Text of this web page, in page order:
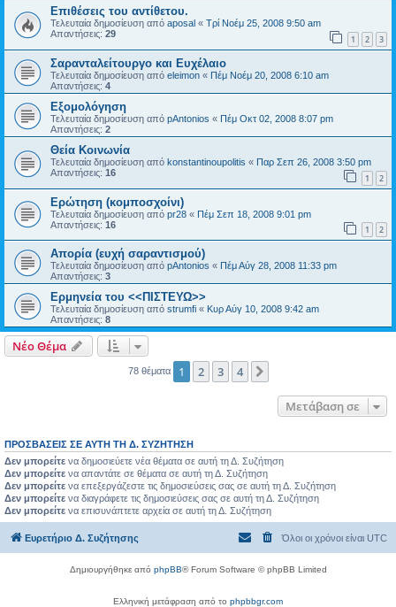
Επιθέσεις του αντίθετου.
Τελευταία δημοσίευση από aposal « Τρί Νοέμ 25, 2008 9:50 am
Απαντήσεις: 29 1 2 3
Σαρανταλείτουργο και Ευχέλαιο
Τελευταία δημοσίευση από eleimon « Πέμ Νοέμ 20, 2008 6:10 am
Απαντήσεις: 4
Εξομολόγηση
Τελευταία δημοσίευση από pAntonios « Πέμ Οκτ 02, 2008 8:07 pm
Απαντήσεις: 2
Θεία Κοινωνία
Τελευταία δημοσίευση από konstantinoupolitis « Παρ Σεπ 26, 2008 3:50 pm
Απαντήσεις: 16 1 2
Ερώτηση (κομποσχοίνι)
Τελευταία δημοσίευση από pr28 « Πέμ Σεπ 18, 2008 9:01 pm
Απαντήσεις: 16 1 2
Απορία (ευχή σαραντισμού)
Τελευταία δημοσίευση από pAntonios « Πέμ Αύγ 28, 2008 11:33 pm
Απαντήσεις: 3
Ερμηνεία του <<ΠΙΣΤΕΥΩ>>
Τελευταία δημοσίευση από strumfi « Κυρ Αύγ 10, 2008 9:42 am
Απαντήσεις: 8
Νέο Θέμα
78 θέματα 1 2 3 4
Μετάβαση σε
ΠΡΟΣΒΆΣΕΙΣ ΣΕ ΑΥΤΉ ΤΗ Δ. ΣΥΖΉΤΗΣΗ
Δεν μπορείτε να δημοσιεύετε νέα θέματα σε αυτή τη Δ. Συζήτηση
Δεν μπορείτε να απαντάτε σε θέματα σε αυτή τη Δ. Συζήτηση
Δεν μπορείτε να επεξεργάζεστε τις δημοσιεύσεις σας σε αυτή τη Δ. Συζήτηση
Δεν μπορείτε να διαγράφετε τις δημοσιεύσεις σας σε αυτή τη Δ. Συζήτηση
Δεν μπορείτε να επισυνάπτετε αρχεία σε αυτή τη Δ. Συζήτηση
Ευρετήριο Δ. Συζήτησης Όλοι οι χρόνοι είναι UTC
Δημιουργήθηκε από phpBB® Forum Software © phpBB Limited
Ελληνική μετάφραση από το phpbbgr.com